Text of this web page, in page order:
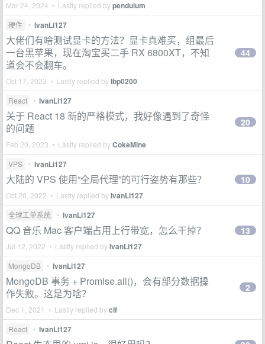
Mar 24, 2024 • Lastly replied bypendulum
硬件 • IvanLi127
大佬们有啥测试显卡的方法？显卡真难买，组最后
一台黑苹果，现在淘宝买二手 RX 6800XT，不知
道会不会翻车。
Oct 17, 2023 • Lastly replied bylbp0200
44
React • IvanLi127
关于 React 18 新的严格模式，我好像遇到了奇怪
的问题
Feb 20, 2023 • Lastly replied byCokeMine
20
VPS • IvanLi127
大陆的 VPS 使用“全局代理”的可行姿势有那些？
Oct 20, 2022 • Lastly replied byIvanLi127
10
全球工单系统 • IvanLi127
QQ 音乐 Mac 客户端占用上行带宽，怎么干掉？
Jul 12, 2022 • Lastly replied byIvanLi127
13
MongoDB • IvanLi127
MongoDB 事务 + Promise.all()，会有部分数据操
作失败。这是为啥？
Dec 1, 2021 • Lastly replied byclf
2
React • IvanLi127